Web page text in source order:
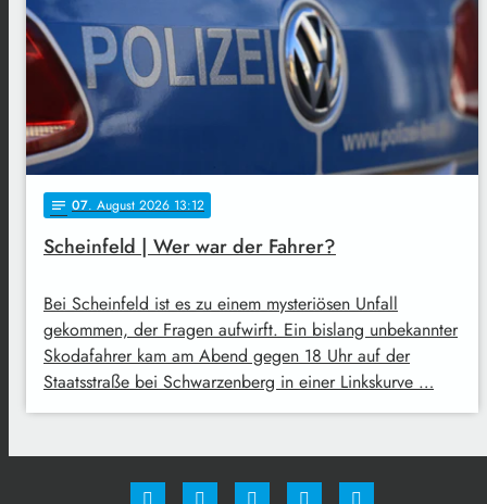
notes 07. August 2026 13:12
Scheinfeld | Wer war der Fahrer?
Bei Scheinfeld ist es zu einem mysteriösen Unfall
gekommen, der Fragen aufwirft. Ein bislang unbekannter
Skodafahrer kam am Abend gegen 18 Uhr auf der
Staatsstraße bei Schwarzenberg in einer Linkskurve …